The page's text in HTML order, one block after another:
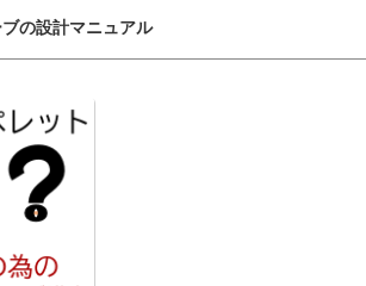
の設計マニュアル